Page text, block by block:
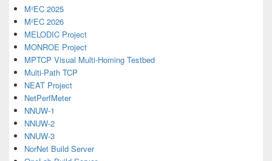
M²EC 2025
M²EC 2026
MELODIC Project
MONROE Project
MPTCP Visual Multi-Homing Testbed
Multi-Path TCP
NEAT Project
NetPerfMeter
NNUW-1
NNUW-2
NNUW-3
NorNet Build Server